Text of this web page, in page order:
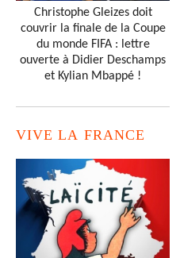
Christophe Gleizes doit
couvrir la finale de la Coupe
du monde FIFA : lettre
ouverte à Didier Deschamps
et Kylian Mbappé !
VIVE LA FRANCE